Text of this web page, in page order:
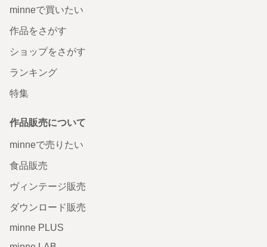
minneで買いたい
作品をさがす
ショップをさがす
ランキング
特集
作品販売について
minneで売りたい
食品販売
ヴィンテージ販売
ダウンロード販売
minne PLUS